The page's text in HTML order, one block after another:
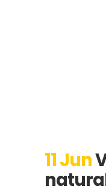
11 Jun